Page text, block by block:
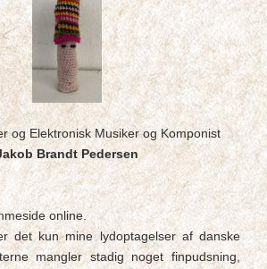
og Elektronisk Musiker og Komponist
Brandt Pedersen
online.
det kun mine lydoptagelser af danske
mangler stadig noget finpudsning,